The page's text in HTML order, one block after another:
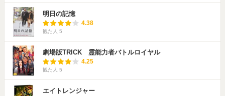
明日の記憶
4.38
観た人 5
劇場版TRICK 霊能力者バトルロイヤル
4.25
観た人 5
エイトレンジャー